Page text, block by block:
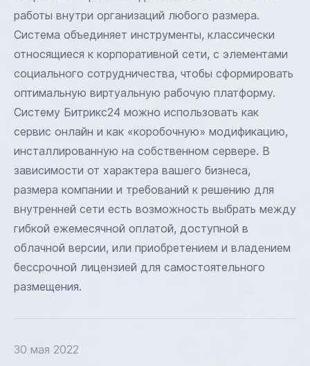
работы внутри организаций любого размера.
Система объединяет инструменты, классически
относящиеся к корпоративной сети, с элементами
социального сотрудничества, чтобы сформировать
оптимальную виртуальную рабочую платформу.
Систему Битрикс24 можно использовать как
сервис онлайн и как «коробочную» модификацию,
инсталлированную на собственном сервере. В
зависимости от характера вашего бизнеса,
размера компании и требований к решению для
внутренней сети есть возможность выбрать между
гибкой ежемесячной оплатой, доступной в
облачной версии, или приобретением и владением
бессрочной лицензией для самостоятельного
размещения.
30 мая 2022